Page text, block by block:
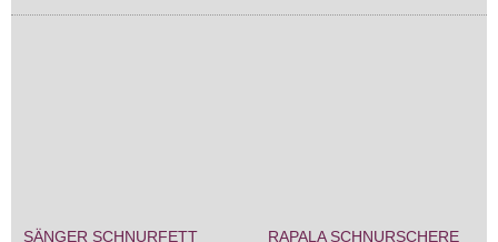
SÄNGER SCHNURFETT
RAPALA SCHNURSCHERE